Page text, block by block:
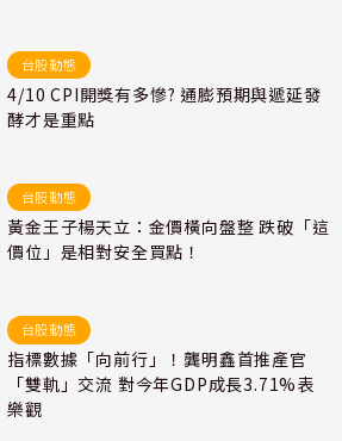
台股動態
4/10 CPI開獎有多慘? 通膨預期與遞延發
酵才是重點
台股動態
黃金王子楊天立：金價橫向盤整 跌破「這
價位」是相對安全買點！
台股動態
指標數據「向前行」！龔明鑫首推產官
「雙軌」交流 對今年GDP成長3.71%表
樂觀